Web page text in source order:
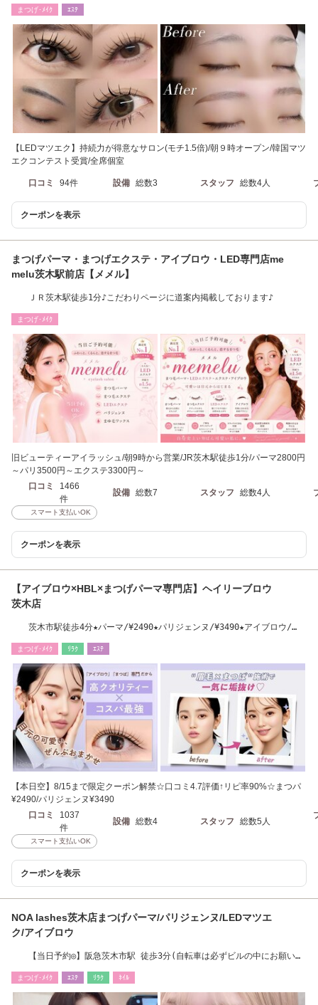
まつげ･ﾒｲｸ ｴｽﾃ
【LEDマツエク】持続力が得意なサロン(モチ1.5倍)/朝９時オープン/韓国マツ
エクコンテスト受賞/全席個室
口コミ 94件 設備 総数3 スタッフ 総数4人
クーポンを表示
まつげパーマ・まつげエクステ・アイブロウ・LED専門店me
melu茨木駅前店【メメル】
ＪＲ茨木駅徒歩1分♪こだわりページに道案内掲載しております♪
まつげ･ﾒｲｸ
旧ビューティーアイラッシュ/朝9時から営業/JR茨木駅徒歩1分/パーマ2800円
～パリ3500円～エクステ3300円～
口コミ
1466
件
設備 総数7 スタッフ 総数4人
スマート支払いOK
クーポンを表示
【アイブロウ×HBL×まつげパーマ専門店】ヘイリーブロウ
茨木店
茨木市駅徒歩4分★パーマ/¥2490★パリジェンヌ/¥3490★アイブロウ/
まつげ･ﾒｲｸ ﾘﾗｸ ｴｽﾃ
【本日空】8/15まで限定クーポン解禁☆口コミ4.7評価↑リピ率90%☆まつパ
¥2490/パリジェンヌ¥3490
口コミ
1037
件
設備 総数4 スタッフ 総数5人
スマート支払いOK
クーポンを表示
NOA lashes茨木店まつげパーマ/パリジェンヌ/LEDマツエ
ク/アイブロウ
【当日予約◎】阪急茨木市駅 徒歩3分(自転車は必ずビルの中にお願いし
まつげ･ﾒｲｸ ｴｽﾃ ﾘﾗｸ ﾈｲﾙ